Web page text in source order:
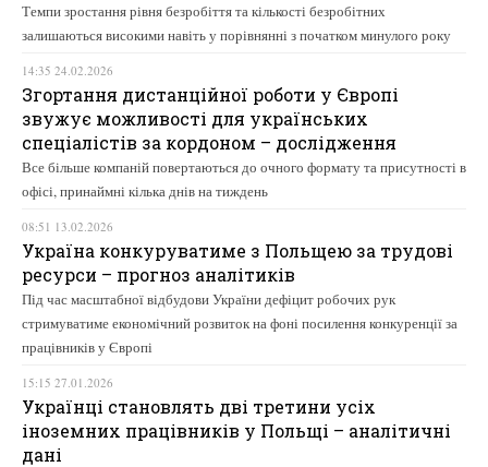
Темпи зростання рівня безробіття та кількості безробітних
залишаються високими навіть у порівнянні з початком минулого року
14:35 24.02.2026
Згортання дистанційної роботи у Європі
звужує можливості для українських
спеціалістів за кордоном – дослідження
Все більше компаній повертаються до очного формату та присутності в
офісі, принаймні кілька днів на тиждень
08:51 13.02.2026
Україна конкуруватиме з Польщею за трудові
ресурси – прогноз аналітиків
Під час масштабної відбудови України дефіцит робочих рук
стримуватиме економічний розвиток на фоні посилення конкуренції за
працівників у Європі
15:15 27.01.2026
Українці становлять дві третини усіх
іноземних працівників у Польщі – аналітичні
дані